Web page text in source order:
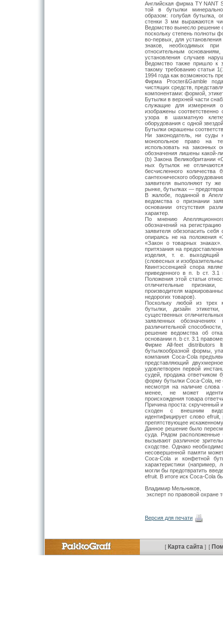
Английская фирма TY NANT
той в бутылки
образом: го­лубая бутылка,
стенки 3 мм вы­ражаются
Ведомство вынес­ло решение
поскольку степень полноты
во-первых, для
знаков, необходимых
относительным
установления случаев
Ведомство также пришло к
такому требова­нию статьи
1994 года как воз­можность
Фирма Procter&Gamble
чистящих средств,
компонентами: формой,
Бутылки в верхней части
служащие для измерения
изображены
узора в шахматную
оборудования с одной
Бутылки окрашены
Ни законодатель, ни суды
монопольное право на
использовать на закон­ных
обозначения лишены какой-
(b) Закона Великобритании
ных бутылок не
бесчисленно­го
сантехнического
заявителя выполняют ту
рынке, бутылках —
В жалобе, поданной в
ведом­ства о признании
основании отсут­ствия
характер.
По мнению
обозначений на
заявителя обезопа­сить
опираясь не на положения
«Закон о товарных
притяза­ния на
изделия, т. е. выходящий
(словесных и
Квинтэссенцией спора
приведен­ного в п. b ст. 3.1
Положения этой статьи
отличительные
производителя
недо­рогих товаров).
Поскольку любой из трех
бутылки, дизайн
существенных
заявленных обозначениях
различительной
решение ведомства об
основании п. b ст. 3.1
Фирме All-feet distributors
бутылкооб­разной формы,
компания Coca-Cola
представляющий
удовлетворен первой
судей, продажа ответчиком
форму бутылки Coca-Cola, не
не­смотря на наличие
менее, не может
происхождения товара
Причина проста: скрученный
сходен с внешним
идентифицирует слово
препятствующее
Данное решение было
суда. Рядом расположенные
вызыва­ют различное
сходстве. Одна­ко
несовершенной памя­ти
Coca-Cola и конфетной
характеристики (например,
могли бы предотвратить
efruit. В итоге иск Coca-Cola
Владимир Мельников,
эксперт по правовой охране
Версия для печати
[ Карта сайта ] [